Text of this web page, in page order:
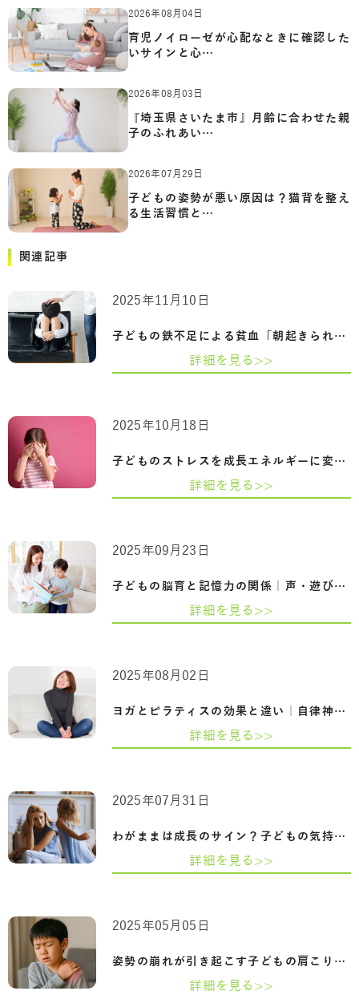
2026年08月04日
育児ノイローゼが心配なときに確認した
いサインと心…
2026年08月03日
『埼玉県さいたま市』月齢に合わせた親
子のふれあい…
2026年07月29日
子どもの姿勢が悪い原因は？猫背を整え
る生活習慣と…
関連記事
子どもの鉄不足による貧血「朝起きられな…
2025年11月10日
詳細を見る>>
子どものストレスを成長エネルギーに変え…
2025年10月18日
詳細を見る>>
子どもの脳育と記憶力の関係｜声・遊び・…
2025年09月23日
詳細を見る>>
ヨガとピラティスの効果と違い｜自律神経…
2025年08月02日
詳細を見る>>
わがままは成長のサイン？子どもの気持ち…
2025年07月31日
詳細を見る>>
姿勢の崩れが引き起こす子どもの肩こりと…
2025年05月05日
詳細を見る>>